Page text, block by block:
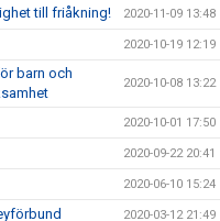
till friåkning! 2020-11-09 13:48
2020-10-19 12:19
barn och
2020-10-08 13:22
2020-10-01 17:50
2020-09-22 20:41
2020-06-10 15:24
2020-03-12 21:49